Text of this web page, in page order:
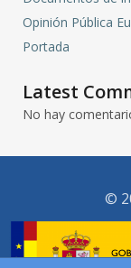
Opinión Pública
Portada
Latest
No hay
©